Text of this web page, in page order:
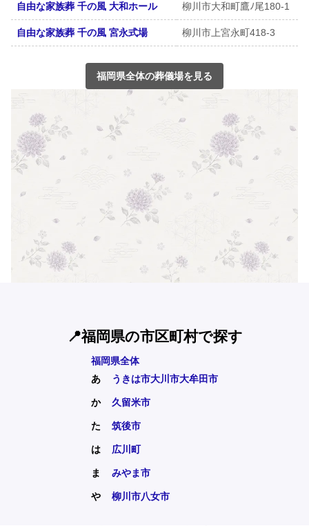
自由な家族葬 千の風 大和ホール 柳川市大和町鷹ﾉ尾180-1
自由な家族葬 千の風 宮永式場 柳川市上宮永町418-3
福岡県全体の葬儀場を見る
📍福岡県の市区町村で探す
福岡県全体
あ
うきは市大川市大牟田市
か 久留米市
た 筑後市
は 広川町
ま みやま市
や 柳川市八女市